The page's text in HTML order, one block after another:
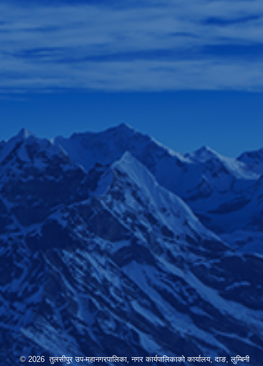
© 2026 तुलसीपुर उप-महानगरपालिका, नगर कार्यपालिकाको कार्यालय, दाङ, लुम्बिनी